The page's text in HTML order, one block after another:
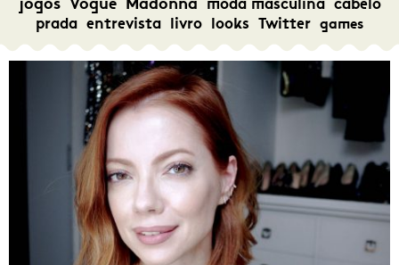
cabelo
prada entrevista livro looks Twitter games